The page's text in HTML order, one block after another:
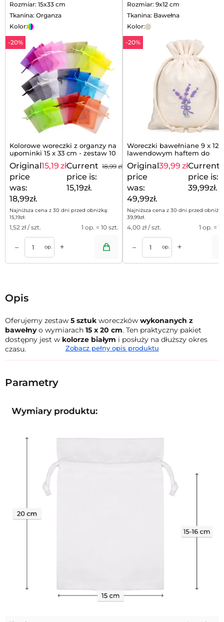
Rozmiar: 15x33 cm
Tkanina: Organza
Kolor:
-20%
Kolorowe woreczki z organzy na
upominki 15 x 33 cm - zestaw 10
szt. mix kolorów
18,99 zł
Original
price
was:
18,99zł.
15,19 złCurrent
price is:
15,19zł.
Najniższa cena z 30 dni przed obniżką:
15,19zł.
1,52 zł / szt. 1 op. = 10 szt.
– op. +
Rozmiar: 9x12 cm
Tkanina: Bawełna
Kolor:
-20%
Woreczki bawełniane 9 x 12
lawendowym haftem do
eleganckich zestawów - 10
Original
price
was:
49,99zł.
39,99 złCurrent
price is:
39,99zł.
Najniższa cena z 30 dni przed
39,99zł.
4,00 zł / szt. 1 op. =
– op. +
Dodaj do koszyka
Opis
Oferujemy zestaw 5 sztuk woreczków wykonanych z
bawełnyo wymiarach 15 x 20 cm. Ten praktyczny pakiet
dostępny jest w kolorze białym i posłuży na dłuższy okres
czasu.
Woreczki w prezentowanej ofercie wykonane są ztrwałej
się estetycznie i elegancko. Te woreczki można wykorzystać
Na specjalne życzenie naszych Klientów wykonujemy
Zobacz pełny opis produktu
Parametry